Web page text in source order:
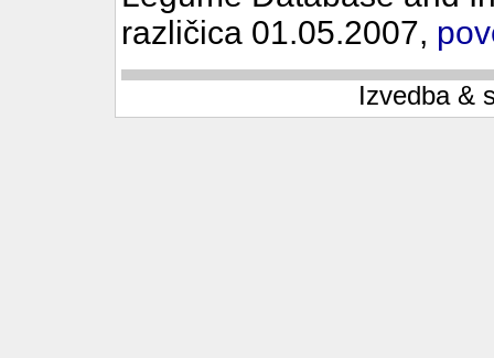
različica 01.05.2007,
Izvedba &